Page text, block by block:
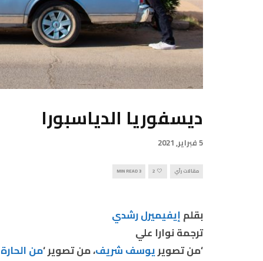
ديسفوريا الدياسبورا
5 فبراير, 2021
مقالات رأي 2
3 MIN READ
بقلمإيفيميرل رشدي
ترجمة نوارا علي
‘من تصويريوسف شريف، من تصوير ‘من الحارة